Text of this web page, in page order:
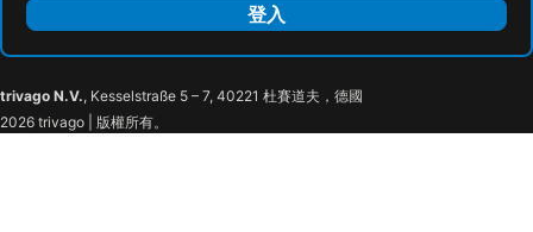
登入
trivago N.V., Kesselstraße 5 – 7, 40221 杜賽道夫，德國
2026 trivago | 版權所有。